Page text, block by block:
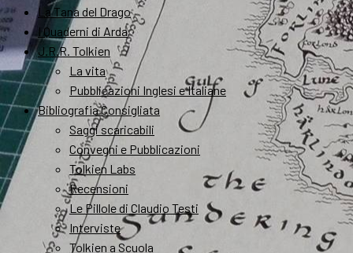
La Tana del Drago
I Quaderni di Arda
J.R.R. Tolkien
La vita
Pubblicazioni Inglesi e Italiane
Bibliografia Consigliata
Saggi scaricabili
Convegni e Pubblicazioni
Tolkien Labs
Recensioni
Le Pillole di Claudio Testi
Interviste
Tolkien a Scuola